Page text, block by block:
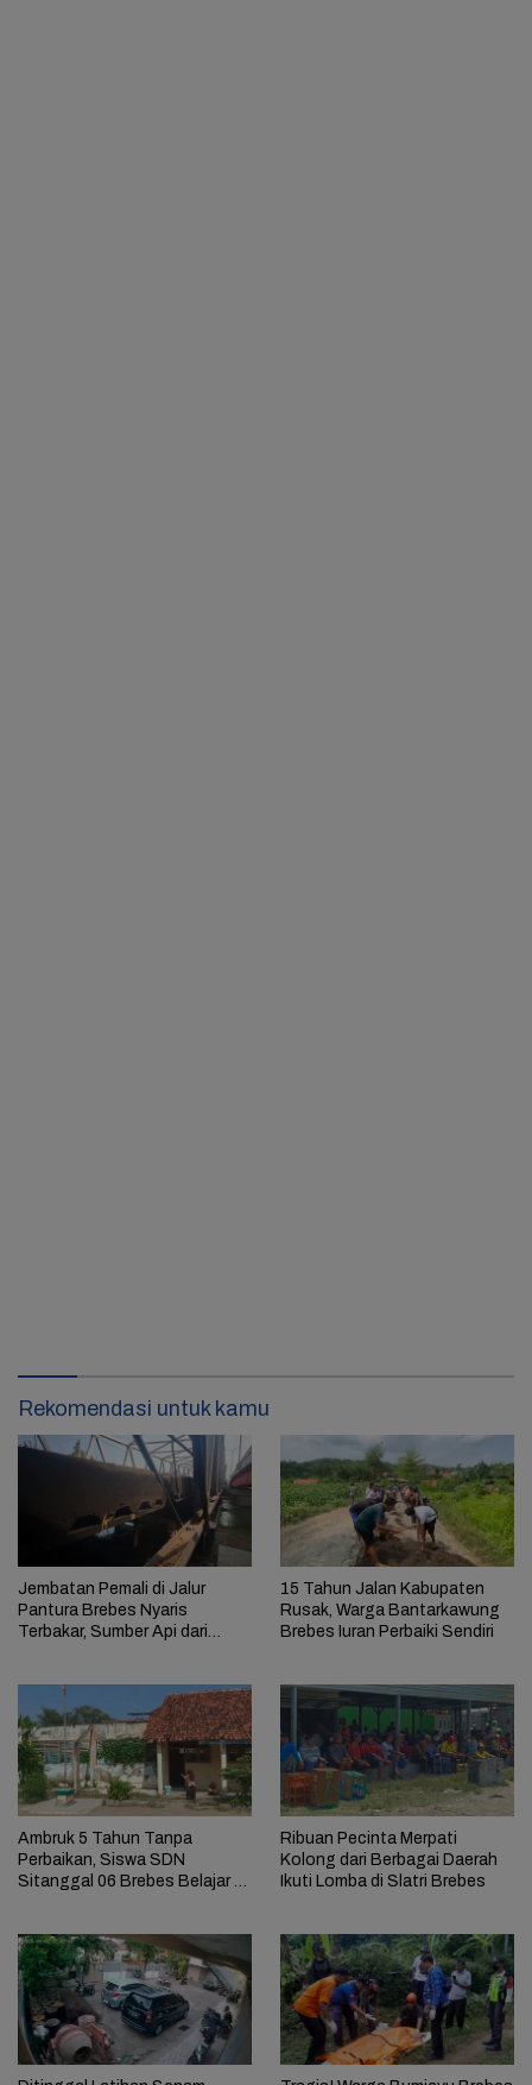
Rekomendasi untuk kamu
Jembatan Pemali di Jalur
Pantura Brebes Nyaris
Terbakar, Sumber Api dari
15 Tahun Jalan Kabupaten
Rusak, Warga Bantarkawung
Brebes Iuran Perbaiki Sendiri
Ambruk 5 Tahun Tanpa
Perbaikan, Siswa SDN
Sitanggal 06 Brebes Belajar di
Ribuan Pecinta Merpati
Kolong dari Berbagai Daerah
Ikuti Lomba di Slatri Brebes